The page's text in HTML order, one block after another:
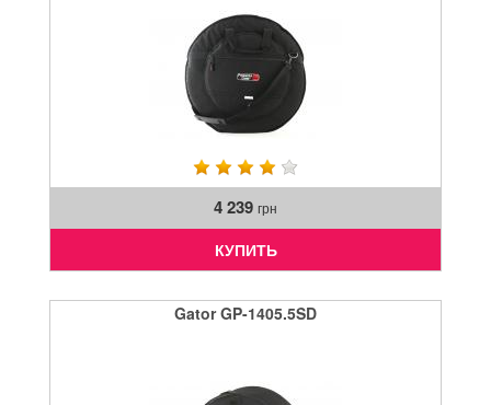
4 239 грн
КУПИТЬ
Gator GP-1405.5SD